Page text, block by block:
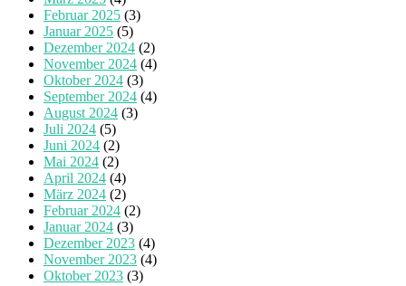
Februar 2025 (3)
Januar 2025 (5)
Dezember 2024 (2)
November 2024 (4)
Oktober 2024 (3)
September 2024 (4)
August 2024 (3)
Juli 2024 (5)
Juni 2024 (2)
Mai 2024 (2)
April 2024 (4)
März 2024 (2)
Februar 2024 (2)
Januar 2024 (3)
Dezember 2023 (4)
November 2023 (4)
Oktober 2023 (3)